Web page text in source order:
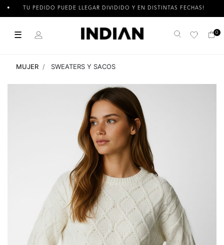
TU PEDIDO PUEDE LLEGAR DIVIDIDO Y EN DISTINTAS FECHAS!
☰ Buscar 0
MUJER SWEATERS Y SACOS